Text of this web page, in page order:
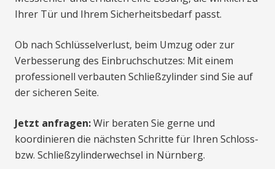
Ihrer Tür und Ihrem Sicherheitsbedarf passt.
Ob nach Schlüsselverlust, beim Umzug oder zur
Verbesserung des Einbruchschutzes: Mit einem
professionell verbauten Schließzylinder sind Sie auf
der sicheren Seite.
Jetzt anfragen:Wir beraten Sie gerne und
koordinieren die nächsten Schritte für Ihren Schloss-
bzw. Schließzylinderwechsel in Nürnberg.